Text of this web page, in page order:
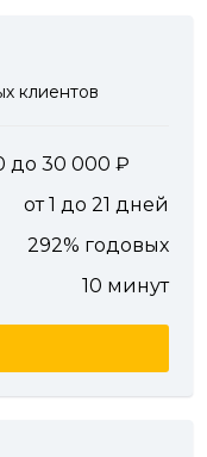
клиентов
до 30 000
от 1 до 21 дней
292% годовых
10 минут